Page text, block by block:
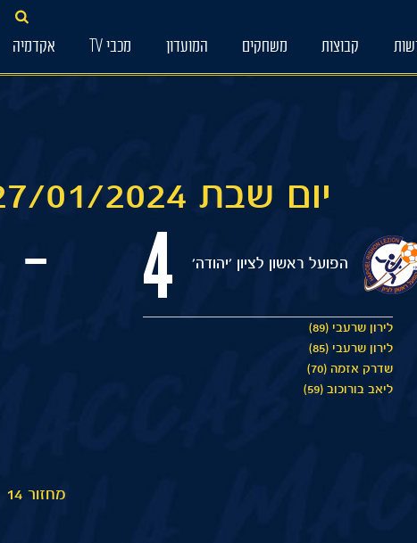
קבוצות משחקים המועדון מכבי TV אקדמיה
יום שבת 27/01/2024 12:20 הברפלד
הפועל ראשון לציון 'יהודה' 4
-
לירון שרעבי (89)
לירון שרעבי (85)
שדרק אזמה (70)
ליאב בורוכוב (59)
מחזור 14